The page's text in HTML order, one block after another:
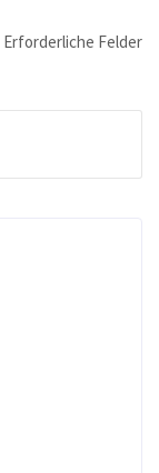
Erforderliche Felder